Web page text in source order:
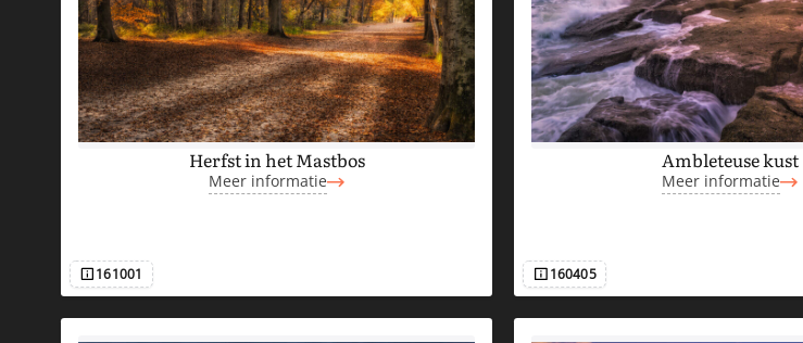
S
T
H
E
Herfst in het Mastbos
Meer informatie
Afbeeldingsnummer
161001
Ambleteuse kust
Meer informatie
Afbeeldingsnummer
160405